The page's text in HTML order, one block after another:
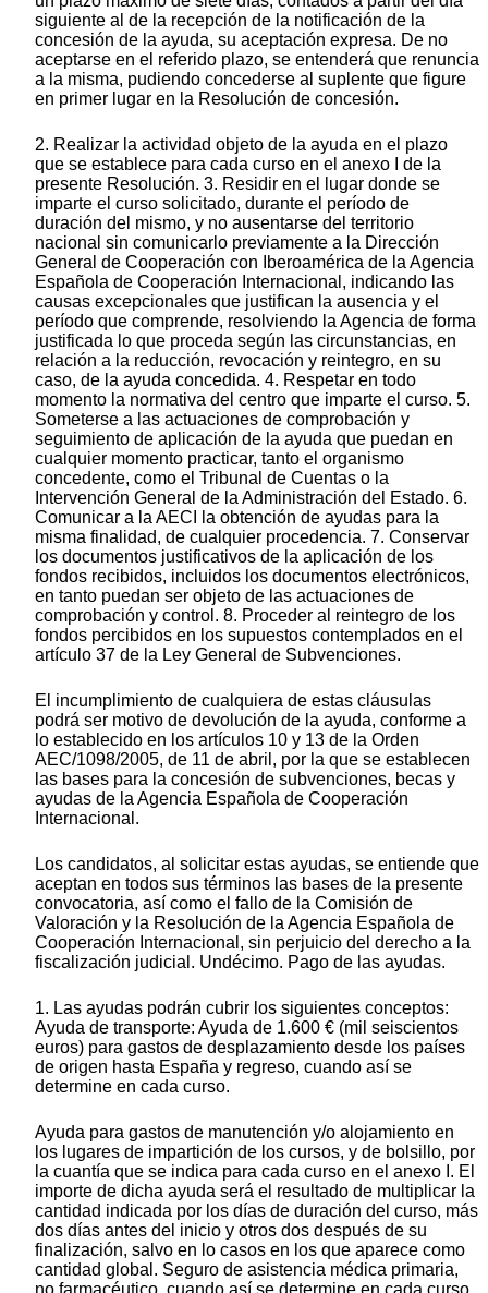
siguiente al de la recepción de la notificación de la
concesión de la ayuda, su aceptación expresa. De no
aceptarse en el referido plazo, se entenderá que renuncia
a la misma, pudiendo concederse al suplente que figure
en primer lugar en la Resolución de concesión.
2. Realizar la actividad objeto de la ayuda en el plazo
que se establece para cada curso en el anexo I de la
presente Resolución. 3. Residir en el lugar donde se
imparte el curso solicitado, durante el período de
duración del mismo, y no ausentarse del territorio
nacional sin comunicarlo previamente a la Dirección
General de Cooperación con Iberoamérica de la Agencia
Española de Cooperación Internacional, indicando las
causas excepcionales que justifican la ausencia y el
período que comprende, resolviendo la Agencia de forma
justificada lo que proceda según las circunstancias, en
relación a la reducción, revocación y reintegro, en su
caso, de la ayuda concedida. 4. Respetar en todo
momento la normativa del centro que imparte el curso. 5.
Someterse a las actuaciones de comprobación y
seguimiento de aplicación de la ayuda que puedan en
cualquier momento practicar, tanto el organismo
concedente, como el Tribunal de Cuentas o la
Intervención General de la Administración del Estado. 6.
Comunicar a la AECI la obtención de ayudas para la
misma finalidad, de cualquier procedencia. 7. Conservar
los documentos justificativos de la aplicación de los
fondos recibidos, incluidos los documentos electrónicos,
en tanto puedan ser objeto de las actuaciones de
comprobación y control. 8. Proceder al reintegro de los
fondos percibidos en los supuestos contemplados en el
artículo 37 de la Ley General de Subvenciones.
El incumplimiento de cualquiera de estas cláusulas
podrá ser motivo de devolución de la ayuda, conforme a
lo establecido en los artículos 10 y 13 de la Orden
AEC/1098/2005, de 11 de abril, por la que se establecen
las bases para la concesión de subvenciones, becas y
ayudas de la Agencia Española de Cooperación
Internacional.
Los candidatos, al solicitar estas ayudas, se entiende que
aceptan en todos sus términos las bases de la presente
convocatoria, así como el fallo de la Comisión de
Valoración y la Resolución de la Agencia Española de
Cooperación Internacional, sin perjuicio del derecho a la
fiscalización judicial. Undécimo. Pago de las ayudas.
1. Las ayudas podrán cubrir los siguientes conceptos:
Ayuda de transporte: Ayuda de 1.600 € (mil seiscientos
euros) para gastos de desplazamiento desde los países
de origen hasta España y regreso, cuando así se
determine en cada curso.
Ayuda para gastos de manutención y/o alojamiento en
los lugares de impartición de los cursos, y de bolsillo, por
la cuantía que se indica para cada curso en el anexo I. El
importe de dicha ayuda será el resultado de multiplicar la
cantidad indicada por los días de duración del curso, más
dos días antes del inicio y otros dos después de su
finalización, salvo en lo casos en los que aparece como
cantidad global. Seguro de asistencia médica primaria,
no farmacéutico, cuando así se determine en cada curso.